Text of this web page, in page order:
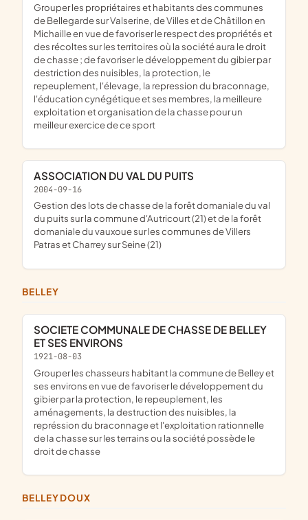
grouper les propriétaires et habitants des communes
de Bellegarde sur Valserine, de Villes et de Châtillon en
Michaille en vue de favoriser le respect des propriétés et
des récoltes sur les territoires où la société aura le droit
de chasse ; de favoriser le développement du gibier par
destriction des nuisibles, la protection, le
repeuplement, l'élevage, la repression du braconnage,
l'éducation cynégétique et ses membres, la meilleure
exploitation et organisation de la chasse pour un
meilleur exercice de ce sport
ASSOCIATION DU VAL DU PUITS
2004-09-16
gestion des lots de chasse de la forêt domaniale du val
du puits sur la commune d'Autricourt (21) et de la forêt
domaniale du vauxoue sur les communes de Villers
Patras et Charrey sur Seine (21)
BELLEY
SOCIETE COMMUNALE DE CHASSE DE BELLEY
ET SES ENVIRONS
1921-08-03
grouper les chasseurs habitant la commune de Belley et
ses environs en vue de favoriser le développement du
gibier par la protection, le repeuplement, les
aménagements, la destruction des nuisibles, la
représsion du braconnage et l'exploitation rationnelle
de la chasse sur les terrains ou la société possède le
droit de chasse
BELLEYDOUX